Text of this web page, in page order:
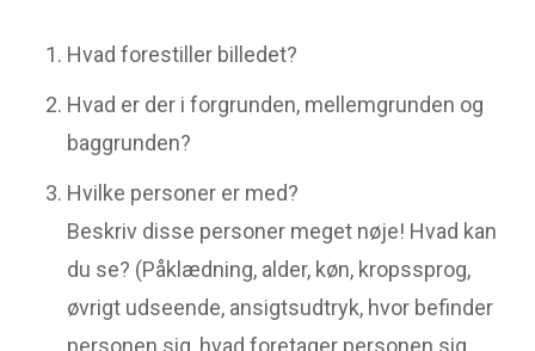
Hvad forestiller billedet?
Hvad er der i forgrunden, mellemgrunden og
baggrunden?
Hvilke personer er med?
Beskriv disse personer meget nøje! Hvad kan
du se? (Påklædning, alder, køn, kropssprog,
øvrigt udseende, ansigtsudtryk, hvor befinder
personen sig, hvad foretager personen sig